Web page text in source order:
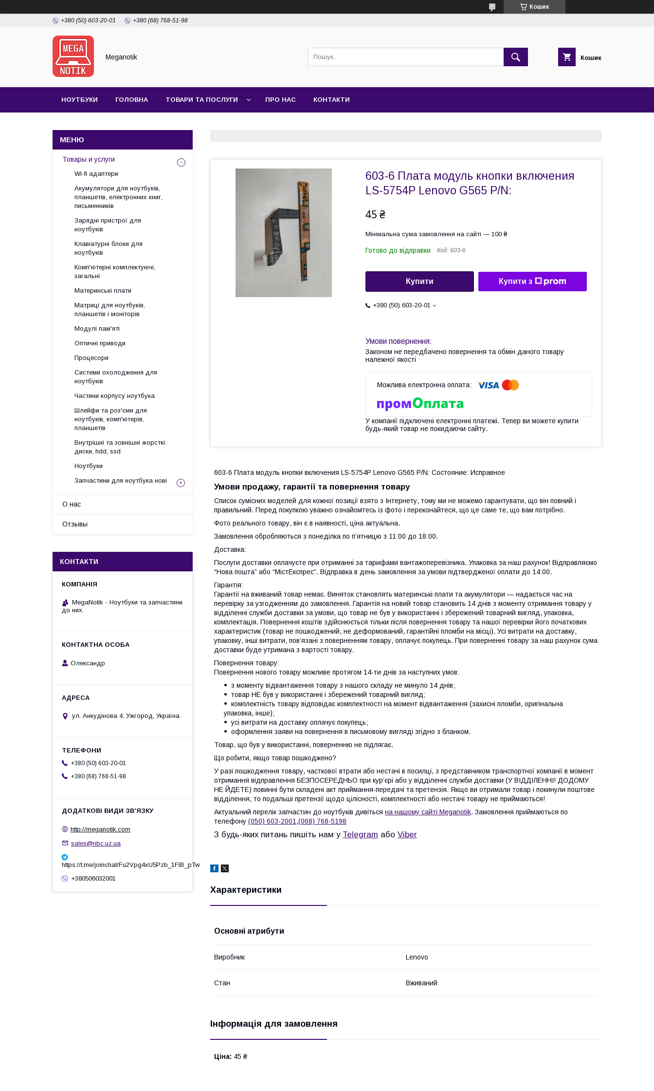
Кошик
+380 (50) 603-20-01 +380 (68) 768-51-98
Meganotik Кошик
НОУТБУКИ ГОЛОВНА ТОВАРИ ТА ПОСЛУГИ ПРО НАС КОНТАКТИ
603-6 Плата модуль кнопки включения
LS-5754P Lenovo G565 P/N:
45 ₴
Мінімальна сума замовлення на сайті — 100 ₴
Готово до відправки Код: 603-6
Купити Купити з
+380 (50) 603-20-01
Законом не передбачено повернення та обмін даного товару
належної якості
У компанії підключені електронні платежі. Тепер ви можете купити
будь-який товар не покидаючи сайту.
603-6 Плата модуль кнопки включения LS-5754P Lenovo G565 P/N: Состояние: Исправное
Умови продажу, гарантії та повернення товару
Список сумісних моделей для кожної позиції взято з Інтернету, тому ми не можемо гарантувати, що він повний і
правильний. Перед покупкою уважно ознайомтесь із фото і переконайтеся, що це саме те, що вам потрібно.
Фото реального товару, він є в наявності, ціна актуальна.
Замовлення обробляються з понеділка по п’ятницю з 11:00 до 18:00.
Доставка:
Послуги доставки оплачуєте при отриманні за тарифами вантажоперевізника. Упаковка за наш рахунок! Відправляємо
“Нова пошта” або “МістЕкспрес”. Відправка в день замовлення за умови підтвердженої оплати до 14:00.
Гарантія:
Гарантії на вживаний товар немає. Виняток становлять материнські плати та акумулятори — надається час на
перевірку за узгодженням до замовлення. Гарантія на новий товар становить 14 днів з моменту отримання товару у
відділенні служби доставки за умови, що товар не був у використанні і збережений товарний вигляд, упаковка,
комплектація. Повернення коштів здійснюється тільки після повернення товару та нашої перевірки його початкових
характеристик (товар не пошкоджений, не деформований, гарантійні пломби на місці). Усі витрати на доставку,
упаковку, інші витрати, пов’язані з поверненням товару, оплачує покупець. При поверненні товару за наш рахунок сума
доставки буде утримана з вартості товару.
Повернення товару:
Повернення нового товару можливе протягом 14-ти днів за наступних умов:
з моменту відвантаження товару з нашого складу не минуло 14 днів;
товар НЕ був у використанні і збережений товарний вигляд;
комплектність товару відповідає комплектності на момент відвантаження (захисні пломби, оригінальна
упаковка, інше);
усі витрати на доставку оплачує покупець;
оформлення заяви на повернення в письмовому вигляді згідно з бланком.
Товар, що був у використанні, поверненню не підлягає.
Що робити, якщо товар пошкоджено?
У разі пошкодження товару, часткової втрати або нестачі в посилці, з представником транспортної компанії в момент
отримання відправлення БЕЗПОСЕРЕДНЬО при кур’єрі або у відділенні служби доставки (У ВІДДІЛЕННІ! ДОДОМУ
НЕ ЙДЕТЕ) повинні бути складені акт приймання-передачі та претензія. Якщо ви отримали товар і покинули поштове
відділення, то подальші претензії щодо цілісності, комплектності або нестачі товару не приймаються!
Актуальний перелік запчастин до ноутбуків дивіться на нашому сайті Meganotik. Замовлення приймаються по
телефону (050) 603-2001,(068) 768-5198
З будь-яких питань пишіть нам у Telegram або Viber
Характеристики
Основні атрибути
Виробник Lenovo
Стан Вживаний
Інформація для замовлення
Ціна: 45 ₴
Товары и услуги
Wi-fi адаптери
Акумулятори для ноутбуків,
планшетів, електронних книг,
письменників
Зарядні пристрої для
ноутбуків
Клавіатурні блоки для
ноутбуків
Комп'ютерні комплектуючі,
загальні
Материнські плати
Матриці для ноутбуків,
планшетів і моніторів
Модулі пам'яті
Оптичні приводи
Процесори
Системи охолодження для
ноутбуків
Частини корпусу ноутбука
Шлейфи та роз'єми для
ноутбуків, комп'ютерів,
планшетів
Внутрішні та зовнішні жорсткі
диски, hdd, ssd
Ноутбуки
Запчастини для ноутбука нові
О нас
Отзывы
КОНТАКТИ
MegaNotik - Ноутбуки та запчастини
до них.
Олександр
ул. Анкудінова 4, Ужгород, Україна
+380 (50) 603-20-01
+380 (68) 768-51-98
http://meganotik.com
sales@nbc.uz.ua
https://t.me/joinchat/Fu2Vpg4xU5Pzb_1FIB_pTw
+380506032001